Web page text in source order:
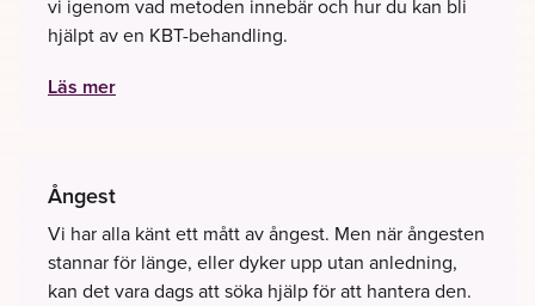
vi igenom vad metoden innebär och hur du kan bli
hjälpt av en KBT-behandling.
Läs mer
Ångest
Vi har alla känt ett mått av ångest. Men när ångesten
stannar för länge, eller dyker upp utan anledning,
kan det vara dags att söka hjälp för att hantera den.